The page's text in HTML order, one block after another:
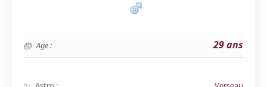
Age : 29 ans